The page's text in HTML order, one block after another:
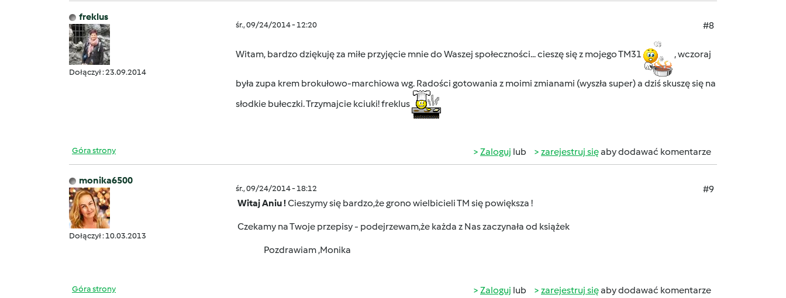
freklus
Dołączył : 23.09.2014
śr., 09/24/2014 - 12:20 #8
Witam, bardzo dziękuję za miłe przyjęcie mnie do Waszej społeczności... cieszę się z mojego TM31 , wczoraj
była zupa krem brokułowo-marchiowa wg. Radości gotowania z moimi zmianami (wyszła super) a dziś skuszę się na
słodkie bułeczki. Trzymajcie kciuki! freklus
Góra strony Zaloguj lub zarejestruj sięaby dodawać komentarze
monika6500
Dołączył : 10.03.2013
śr., 09/24/2014 - 18:12
#9
Witaj Aniu !Cieszymy się bardzo,że grono wielbicieli TM się powiększa !
Czekamy na Twoje przepisy - podejrzewam,że każda z Nas zaczynała od książek
Pozdrawiam ,Monika
Góra strony Zaloguj lub zarejestruj sięaby dodawać komentarze